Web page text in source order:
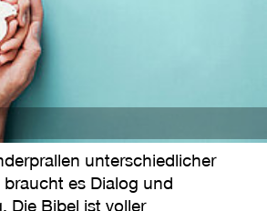
unterschiedlicher
es Dialog und
Die Bibel ist voller